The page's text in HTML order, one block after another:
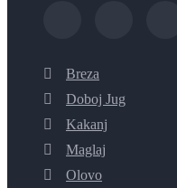
Breza
Doboj Jug
Kakanj
Maglaj
Olovo